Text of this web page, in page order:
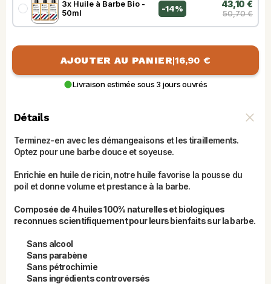
3x Huile à Barbe Bio -
50ml
-14% 43,10 €
50,70 €
AJOUTER AU PANIER|16,90 €
Livraison estimée sous 3 jours ouvrés
Détails
Terminez-en avec les démangeaisons et les tiraillements.
Optez pour une barbe douce et soyeuse.
Enrichie en huile de ricin, notre huile favorise la pousse du
poil et donne volume et prestance à la barbe.
Composée de 4 huiles 100% naturelles et biologiques
reconnues scientifiquement pour leurs bienfaits sur la barbe.
Sans alcool
Sans parabène
Sans pétrochimie
Sans ingrédients controversés